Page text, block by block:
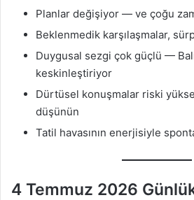
Planlar değişiyor — ve çoğu
Beklenmedik karşılaşmalar,
Duygusal sezgi çok güçlü —
keskinleştiriyor
Dürtüsel konuşmalar riski
düşünün
Tatil havasının enerjisiyle
4 Temmuz 2026